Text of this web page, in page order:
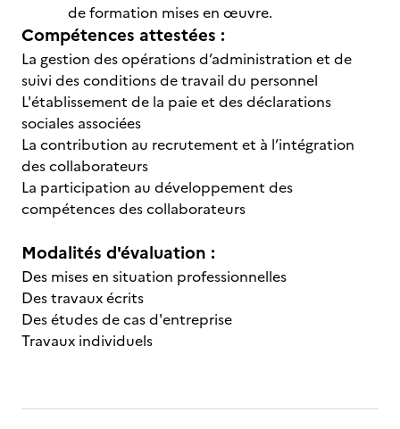
de formation mises en œuvre.
Compétences attestées :
La gestion des opérations d’administration et de
suivi des conditions de travail du personnel
L'établissement de la paie et des déclarations
sociales associées
La contribution au recrutement et à l’intégration
des collaborateurs
La participation au développement des
compétences des collaborateurs
Modalités d'évaluation :
Des mises en situation professionnelles
Des travaux écrits
Des études de cas d'entreprise
Travaux individuels